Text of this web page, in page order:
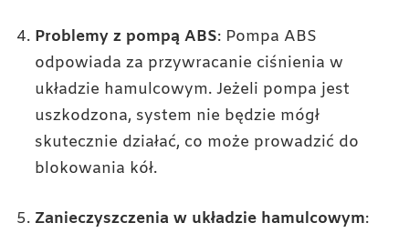
Problemy z pompą ABS: Pompa ABS
odpowiada za przywracanie ciśnienia w
układzie hamulcowym. Jeżeli pompa jest
uszkodzona, system nie będzie mógł
skutecznie działać, co może prowadzić do
blokowania kół.
Zanieczyszczenia w układzie hamulcowym: